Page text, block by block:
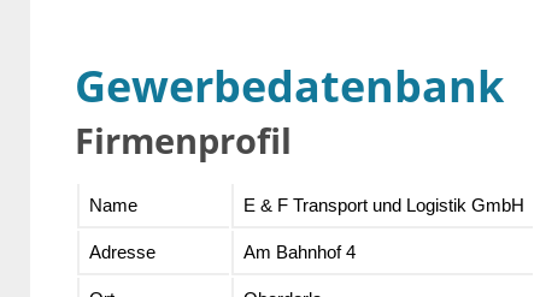
Gewerbedatenbank
Firmenprofil
Name E & F Transport und Logistik GmbH
Adresse Am Bahnhof 4